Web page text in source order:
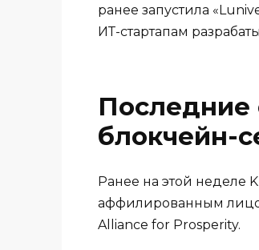
ранее запустила
ИТ-стартапам
Последние
блокчейн-
Ранее на этой неделе
аффилированным
Alliance for Prosperity.